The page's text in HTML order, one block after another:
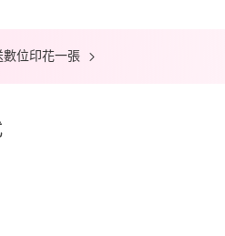
位印花一張